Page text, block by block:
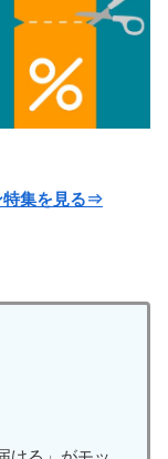
特集を見る⇒